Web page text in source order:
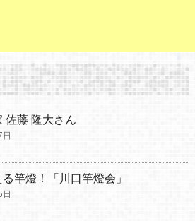
佐藤 隆大さん
竿燈！「川口竿燈会」